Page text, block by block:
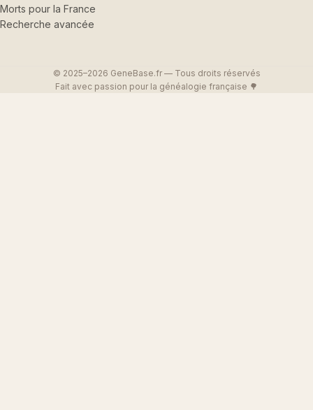
Morts pour la France
Recherche avancée
© 2025–2026 GeneBase.fr — Tous droits réservés
Fait avec passion pour la généalogie française 🌳